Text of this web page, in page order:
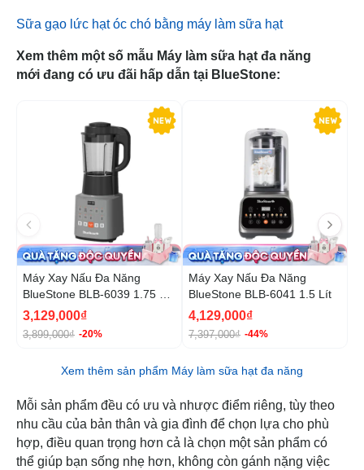
Sữa gạo lức hạt óc chó bằng máy làm sữa hạt
Xem thêm một số mẫu Máy làm sữa hạt đa năng
mới đang có ưu đãi hấp dẫn tại BlueStone:
Máy Xay Nấu Đa Năng
BlueStone BLB-6039 1.75 Lít
900W
3,129,000₫
3,899,000₫ -20%
Máy Xay Nấu Đa Năng
BlueStone BLB-6041 1.5 Lít
4,129,000₫
7,397,000₫ -44%
Xem thêm sản phẩm Máy làm sữa hạt đa năng
Mỗi sản phẩm đều có ưu và nhược điểm riêng, tùy theo
nhu cầu của bản thân và gia đình để chọn lựa cho phù
hợp, điều quan trọng hơn cả là chọn một sản phẩm có
thể giúp bạn sống nhẹ hơn, không còn gánh nặng việc